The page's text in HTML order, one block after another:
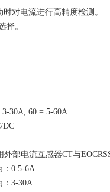
对电流进行高精度检测。
。
30A, 60 = 5-60A
DC
电流互感器CT与
0.5-6A
3-30A